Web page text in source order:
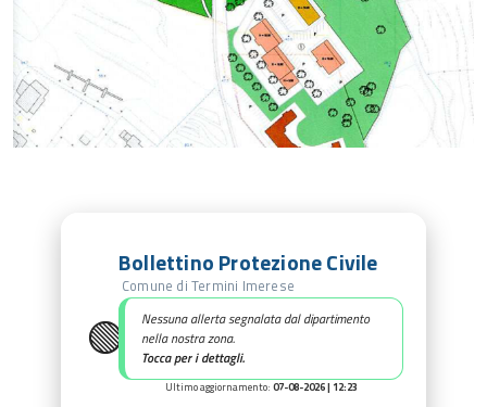
🟢
Bollettino Protezione Civile
Comune di Termini Imerese
Nessuna allerta segnalata dal dipartimento
nella nostra zona.
Tocca per i dettagli.
Ultimo aggiornamento: 07-08-2026 | 12:23